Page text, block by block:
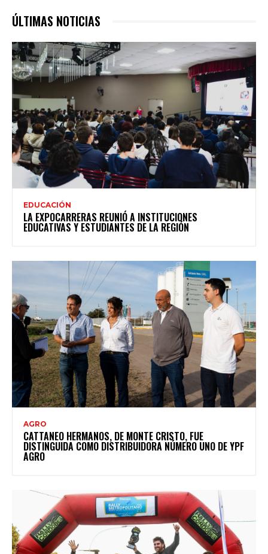
ÚLTIMAS NOTICIAS
EDUCACIÓN
LA EXPOCARRERAS REUNIÓ A INSTITUCIONES
EDUCATIVAS Y ESTUDIANTES DE LA REGIÓN
AGRO
CATTANEO HERMANOS, DE MONTE CRISTO, FUE
DISTINGUIDA COMO DISTRIBUIDORA NÚMERO UNO DE YPF
AGRO